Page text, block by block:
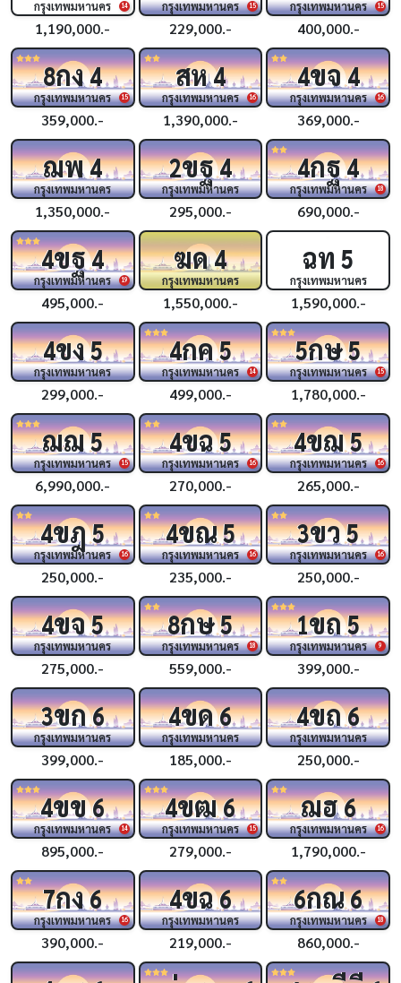
14
กรุงเทพมหานคร
1,190,000.-
15
กรุงเทพมหานคร
229,000.-
15
กรุงเทพมหานคร
400,000.-
15
8กง4
กรุงเทพมหานคร
359,000.-
16
สห4
กรุงเทพมหานคร
1,390,000.-
16
4ขจ4
กรุงเทพมหานคร
369,000.-
ฌพ4
กรุงเทพมหานคร
1,350,000.-
2ขฐ4
กรุงเทพมหานคร
295,000.-
18
4กฐ4
กรุงเทพมหานคร
690,000.-
19
4ขฐ4
กรุงเทพมหานคร
495,000.-
ฆด4
กรุงเทพมหานคร
1,550,000.-
ฉท 5
กรุงเทพมหานคร
1,590,000.-
4ขง5
กรุงเทพมหานคร
299,000.-
14
4กค5
กรุงเทพมหานคร
499,000.-
15
5กษ5
กรุงเทพมหานคร
1,780,000.-
15
ฌฌ5
กรุงเทพมหานคร
6,990,000.-
16
4ขฉ5
กรุงเทพมหานคร
270,000.-
16
4ขฌ5
กรุงเทพมหานคร
265,000.-
16
4ขฎ5
กรุงเทพมหานคร
250,000.-
16
4ขณ5
กรุงเทพมหานคร
235,000.-
16
3ขว5
กรุงเทพมหานคร
250,000.-
4ขจ5
กรุงเทพมหานคร
275,000.-
18
8กษ5
กรุงเทพมหานคร
559,000.-
9
1ขถ5
กรุงเทพมหานคร
399,000.-
3ขก6
กรุงเทพมหานคร
399,000.-
4ขด6
กรุงเทพมหานคร
185,000.-
4ขถ6
กรุงเทพมหานคร
250,000.-
14
4ขข6
กรุงเทพมหานคร
895,000.-
15
4ขฒ6
กรุงเทพมหานคร
279,000.-
16
ฌฮ6
กรุงเทพมหานคร
1,790,000.-
16
7กง6
กรุงเทพมหานคร
390,000.-
4ขฉ6
กรุงเทพมหานคร
219,000.-
18
6กณ6
กรุงเทพมหานคร
860,000.-